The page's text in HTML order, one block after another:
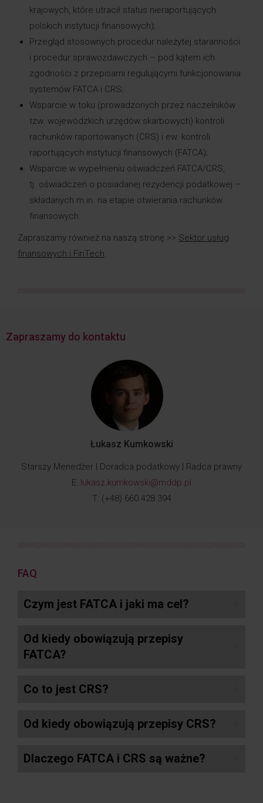
krajowych, które utracił status nieraportujących
polskich instytucji finansowych);
Przegląd stosownych procedur należytej staranności
i procedur sprawozdawczych – pod kątem ich
zgodności z przepisami regulującymi funkcjonowania
systemów FATCA i CRS;
Wsparcie w toku (prowadzonych przez naczelników
tzw. wojewódzkich urzędów skarbowych) kontroli
rachunków raportowanych (CRS) i ew. kontroli
raportujących instytucji finansowych (FATCA);
Wsparcie w wypełnieniu oświadczeń FATCA/CRS,
tj. oświadczeń o posiadanej rezydencji podatkowej –
składanych m.in. na etapie otwierania rachunków
finansowych.
Zapraszamy również na naszą stronę >> Sektor usług
finansowych i FinTech.
Zapraszamy do kontaktu
Łukasz Kumkowski
Starszy Menedżer | Doradca podatkowy | Radca prawny
E: lukasz.kumkowski@mddp.pl
T: (+48) 660 428 394
FAQ
Czym jest FATCA i jaki ma cel?
Od kiedy obowiązują przepisy
FATCA?
Co to jest CRS?
Od kiedy obowiązują przepisy CRS?
Dlaczego FATCA i CRS są ważne?